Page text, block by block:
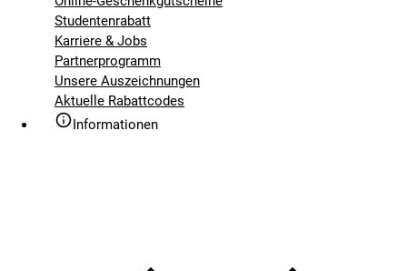
Studentenrabatt
Karriere & Jobs
Partnerprogramm
Unsere Auszeichnungen
Aktuelle Rabattcodes
Informationen